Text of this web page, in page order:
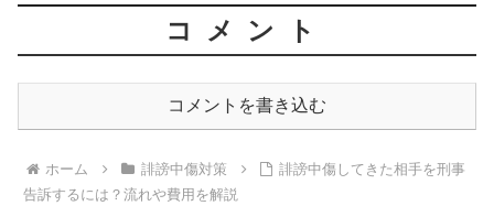
コメント
コメントを書き込む
ホーム 誹謗中傷対策
誹謗中傷してきた相手を刑事
告訴するには？流れや費用を解説